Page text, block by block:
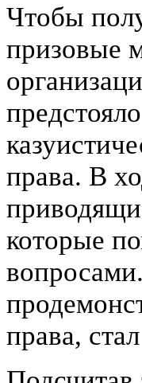
Чтобы
призовые
права. В
которые
права,